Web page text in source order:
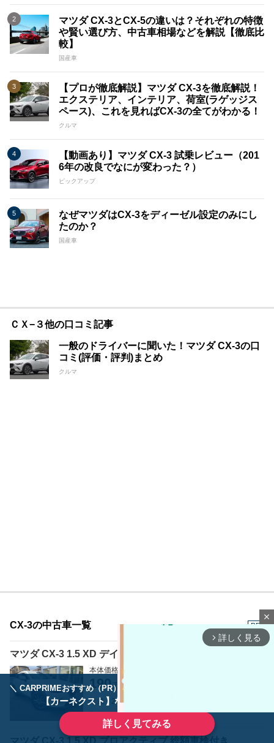
＼ CARPRIMEおすすめ（PR） ／
【カーネクスト】ならどんなクルマも高価買取
詳しく見てみる
マツダ CX-3とCX-5の違いは？それぞれの特徴
や賢い選び方、中古車相場などを解説【徹底比
較】
国産車
【プロが徹底解説】マツダ CX-3を徹底解説！
エクステリア、インテリア、荷室(ラゲッジス
ペース)、これを見ればCX-3の全てがわかる！
クルマ
【動画あり】マツダ CX-3 試乗レビュー（201
6年の改良でなにが変わった？）
ピックアップ
なぜマツダはCX-3をディーゼル設定のみにし
たのか？
国産車
ＣＸ−３他の口コミ記事
一般のドライバーに聞いた！マツダ CX-3の口
コミ(評価・評判)まとめ
クルマ
CX-3の中古車一覧 PR
マツダ CX-3 1.5 XD デイーゼル ターボ
本体価格
190 万円
年式：2017年
なし
マツダ CX-3 1.5 XD プロアクティブ 総額車検付き
close
arrow_forward_ios 詳しく見る